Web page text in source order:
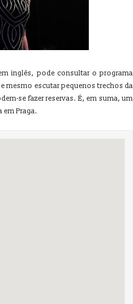
inglês, pode consultar o programa
mesmo escutar pequenos trechos da
se fazer reservas. É, em suma, um
em Praga.